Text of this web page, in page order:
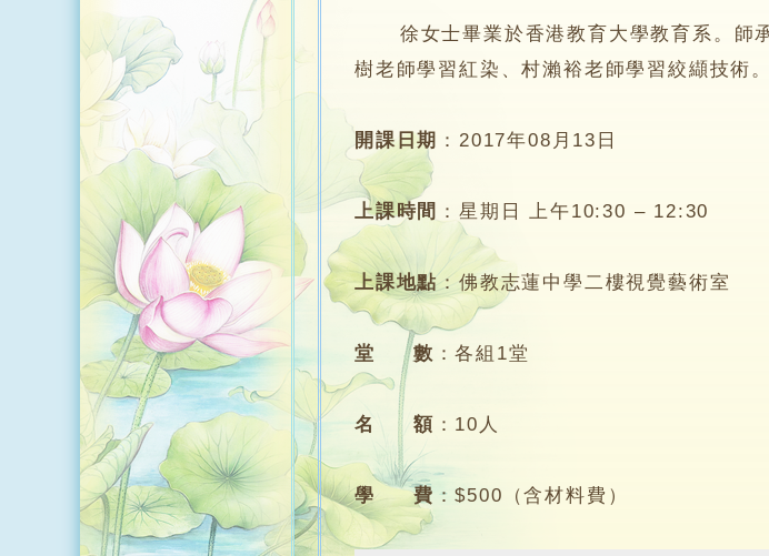
徐女士畢業於香港教育大學教育系。師承
樹老師學習紅染、村瀨裕老師學習絞纈技術
開課日期 ：2017年08月13日
上課時間 ：星期日 上午10:30 – 12:30
上課地點：佛教志蓮中學二樓視覺藝術室
堂 數 ：各組1堂
名 額 ： 10人
學 費 ：$500（含材料費）